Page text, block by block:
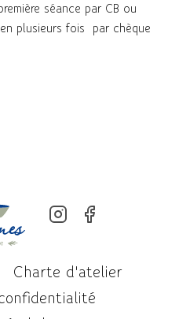
séance par CB ou
plusieurs fois par chèque
Charte d'atelier